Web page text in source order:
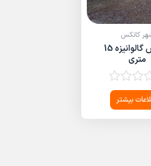
کانکس
کانکس گالوانیزه 15
متری
بیشتر